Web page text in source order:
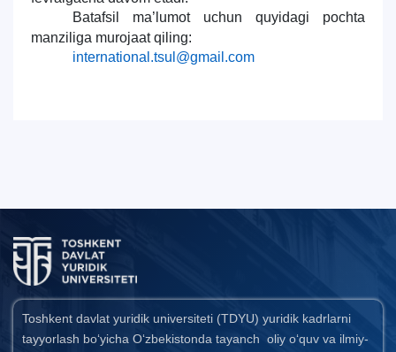
Batafsil ma’lumot uchun quyidagi pochta
manziliga murojaat qiling:
international.tsul@gmail.com
Toshkent davlat yuridik universiteti (TDYU) yuridik kadrlarni
tayyorlash bo‘yicha O‘zbekistonda tayanch oliy o‘quv va ilmiy-